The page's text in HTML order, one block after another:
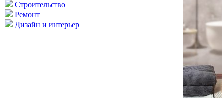
Строительство
Ремонт
Дизайн и интерьер